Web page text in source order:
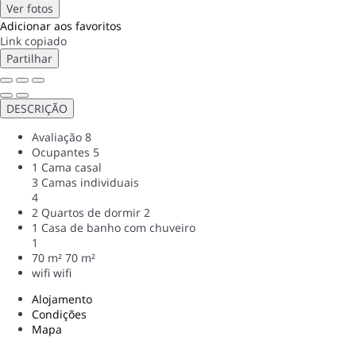
Ver fotos
Adicionar aos favoritos
Link copiado
Partilhar
DESCRIÇÃO
Avaliação 8
Ocupantes 5
1 Cama casal
3 Camas individuais
4
2 Quartos de dormir 2
1 Casa de banho com chuveiro
1
70 m² 70 m²
wifi wifi
Alojamento
Condições
Mapa